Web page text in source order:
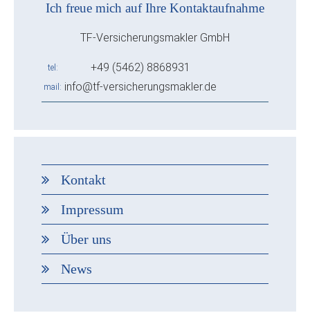
Ich freue mich auf Ihre Kontaktaufnahme
TF-Versicherungsmakler GmbH
tel +49 (5462) 8868931
mail info@tf-versicherungsmakler.de
Kontakt
Impressum
Über uns
News